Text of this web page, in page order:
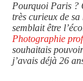
Pourquoi Paris ?
très curieux de
semblait être
Photographie
souhaitais
j’avais déjà 26